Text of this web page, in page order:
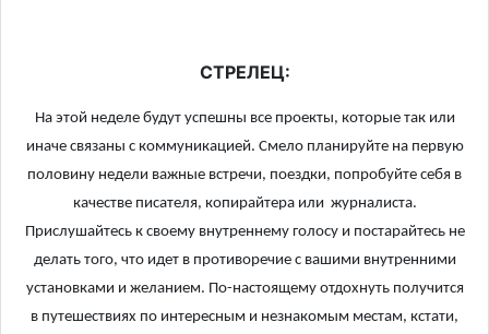
СТРЕЛЕЦ:
На этой неделе будут успешны все проекты, которые так или
иначе связаны с коммуникацией. Смело планируйте на первую
половину недели важные встречи, поездки, попробуйте себя в
качестве писателя, копирайтера или журналиста.
Прислушайтесь к своему внутреннему голосу и постарайтесь не
делать того, что идет в противоречие с вашими внутренними
установками и желанием. По-настоящему отдохнуть получится
в путешествиях по интересным и незнакомым местам, кстати,